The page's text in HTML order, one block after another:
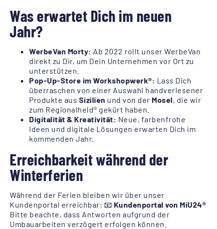
Was erwartet Dich im neuen
Jahr?
WerbeVan Morty: Ab 2022 rollt unser WerbeVan
direkt zu Dir, um Dein Unternehmen vor Ort zu
unterstützen.
Pop-Up-Store im Workshopwerk®: Lass Dich
überraschen von einer Auswahl handverlesener
Produkte aus Sizilien und von der Mosel, die wir
zum Regionalheld® gekürt haben.
Digitalität & Kreativität: Neue, farbenfrohe
Ideen und digitale Lösungen erwarten Dich im
kommenden Jahr.
Erreichbarkeit während der
Winterferien
Während der Ferien bleiben wir über unser
Kundenportal erreichbar: 📧 Kundenportal von MiU24®
Bitte beachte, dass Antworten aufgrund der
Umbauarbeiten verzögert erfolgen können.